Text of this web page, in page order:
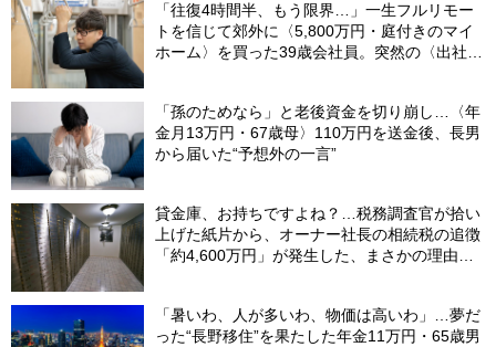
「往復4時間半、もう限界…」一生フルリモー
トを信じて郊外に〈5,800万円・庭付きのマイ
ホーム〉を買った39歳会社員。突然の〈出社
「孫のためなら」と老後資金を切り崩し…〈年
金月13万円・67歳母〉110万円を送金後、長男
から届いた“予想外の一言”
貸金庫、お持ちですよね？…税務調査官が拾い
上げた紙片から、オーナー社長の相続税の追徴
「約4,600万円」が発生した、まさかの理由
「暑いわ、人が多いわ、物価は高いわ」…夢だ
った“長野移住”を果たした年金11万円・65歳男